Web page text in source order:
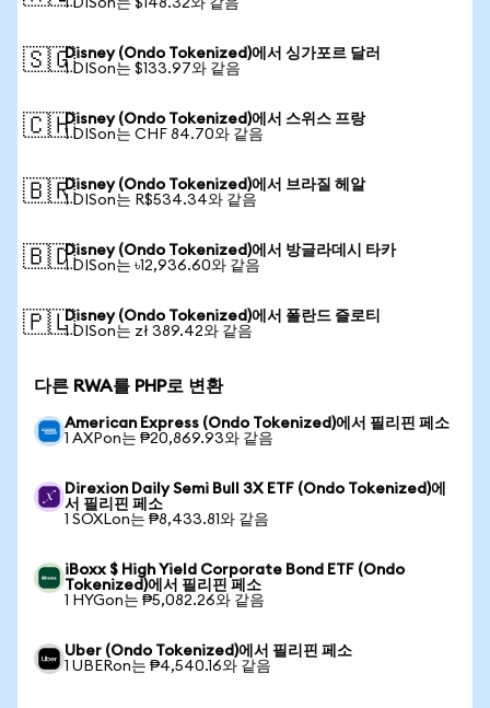
1 DISon는 $148.32와 같음
🇸🇬Disney (Ondo Tokenized)에서 싱가포르 달러
1 DISon는 $133.97와 같음
🇨🇭Disney (Ondo Tokenized)에서 스위스 프랑
1 DISon는 CHF 84.70와 같음
🇧🇷Disney (Ondo Tokenized)에서 브라질 헤알
1 DISon는 R$534.34와 같음
🇧🇩Disney (Ondo Tokenized)에서 방글라데시 타카
1 DISon는 ৳12,936.60와 같음
🇵🇱Disney (Ondo Tokenized)에서 폴란드 즐로티
1 DISon는 zł 389.42와 같음
다른 RWA를 PHP로 변환
American Express (Ondo Tokenized)에서 필리핀 페소
1 AXPon는 ₱20,869.93와 같음
Direxion Daily Semi Bull 3X ETF (Ondo Tokenized)에
서 필리핀 페소
1 SOXLon는 ₱8,433.81와 같음
iBoxx $ High Yield Corporate Bond ETF (Ondo
Tokenized)에서 필리핀 페소
1 HYGon는 ₱5,082.26와 같음
Uber (Ondo Tokenized)에서 필리핀 페소
1 UBERon는 ₱4,540.16와 같음